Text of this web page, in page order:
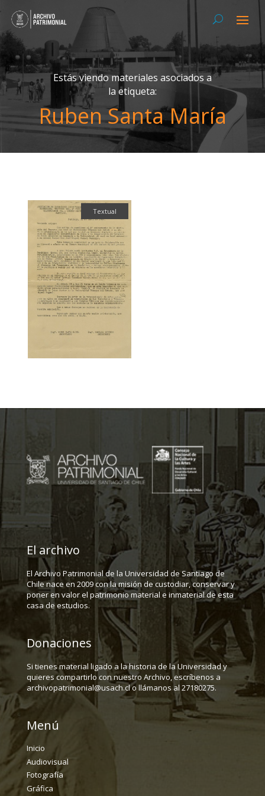
Estás viendo materiales asociados a
la etiqueta:
Ruben Santa María
Textual
El archivo
El Archivo Patrimonial de la Universidad de Santiago de
Chile nace en 2009 con la misión de custodiar, conservar y
poner en valor el patrimonio material e inmaterial de esta
casa de estudios.
Donaciones
Si tienes material ligado a la historia de la Universidad y
quieres compartirlo con nuestro Archivo, escríbenos a
archivopatrimonial@usach.cl o llámanos al 27180275.
Menú
Inicio
Audiovisual
Fotografía
Gráfica